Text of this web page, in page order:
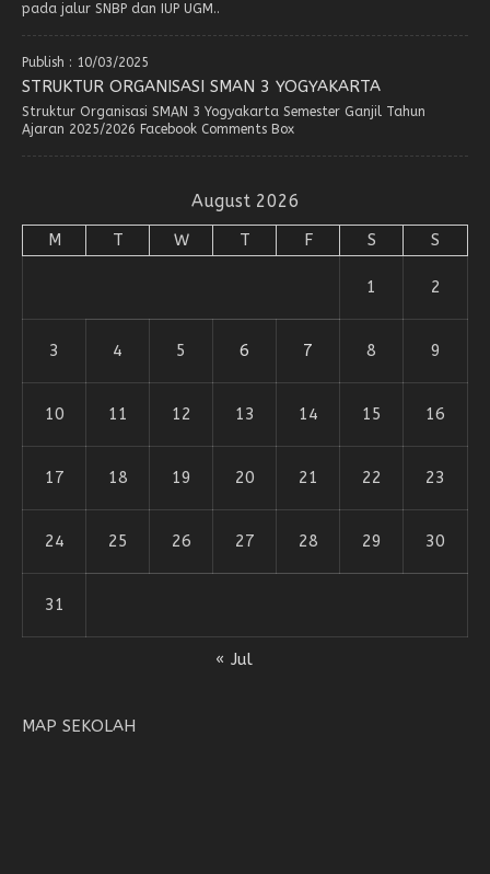
pada jalur SNBP dan IUP UGM..
Publish : 10/03/2025
STRUKTUR ORGANISASI SMAN 3 YOGYAKARTA
Struktur Organisasi SMAN 3 Yogyakarta Semester Ganjil Tahun
Ajaran 2025/2026 Facebook Comments Box
August 2026
M T W T F S S
1 2
3 4 5 6 7 8 9
10 11 12 13 14 15 16
17 18 19 20 21 22 23
24 25 26 27 28 29 30
31
« Jul
MAP SEKOLAH